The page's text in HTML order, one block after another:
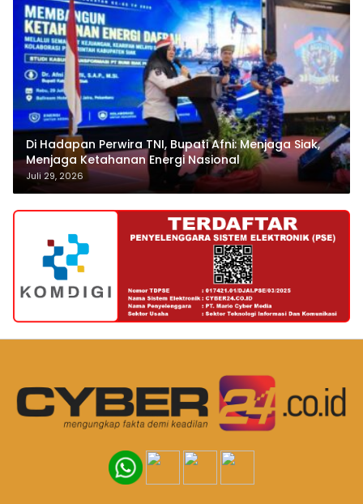
Di Hadapan Perwira TNI, Bupati Afni: Menjaga Siak,
Menjaga Ketahanan Energi Nasional
Juli 29, 2026